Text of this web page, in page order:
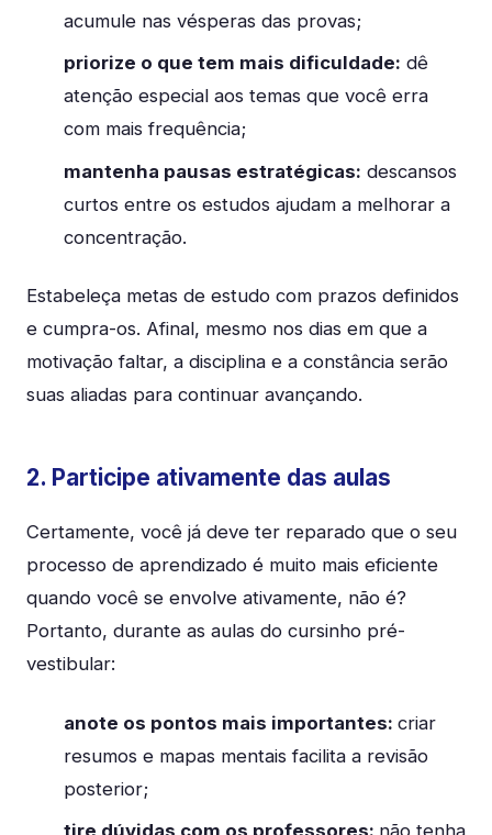
acumule nas vésperas das provas;
priorize o que tem mais dificuldade: dê
atenção especial aos temas que você erra
com mais frequência;
mantenha pausas estratégicas: descansos
curtos entre os estudos ajudam a melhorar a
concentração.
Estabeleça metas de estudo com prazos definidos
e cumpra-os. Afinal, mesmo nos dias em que a
motivação faltar, a disciplina e a constância serão
suas aliadas para continuar avançando.
2. Participe ativamente das aulas
Certamente, você já deve ter reparado que o seu
processo de aprendizado é muito mais eficiente
quando você se envolve ativamente, não é?
Portanto, durante as aulas do cursinho pré-
vestibular:
anote os pontos mais importantes: criar
resumos e mapas mentais facilita a revisão
posterior;